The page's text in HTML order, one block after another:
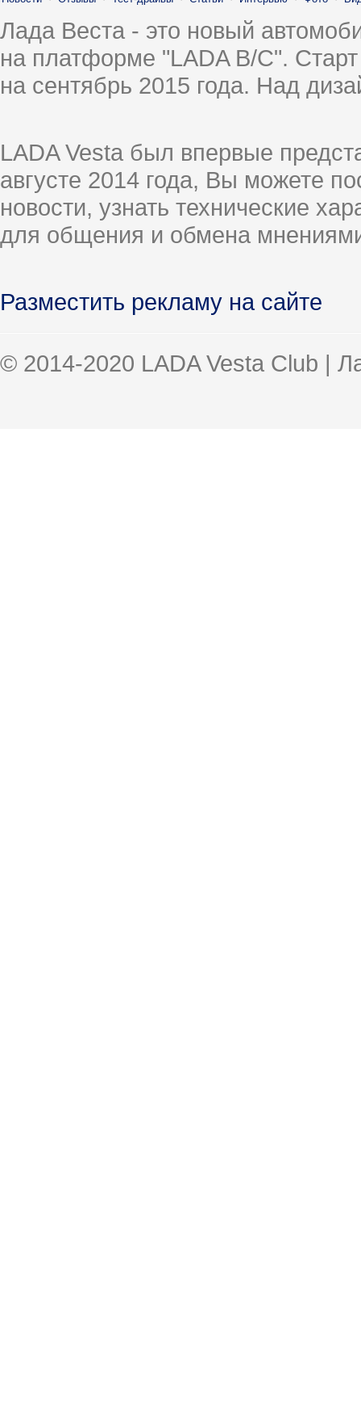
Лада Веста - это новый
на платформе "LADA B/C".
на сентябрь 2015 года. Над
LADA Vesta был впервые
августе 2014 года, Вы можете
новости, узнать технические
для общения и обмена
Разместить рекламу на сайте
© 2014-2020 LADA Vesta Club |